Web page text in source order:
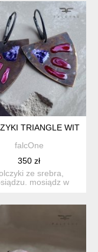
TRIANGLE WITH
falcOne
350 zł
ze srebra,
mosiądz w